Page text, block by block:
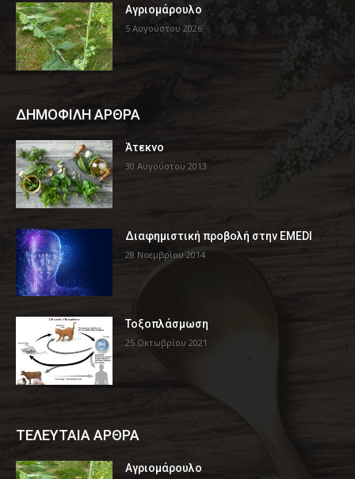
Αγριομάρουλο
5 Αυγούστου 2026
ΔΗΜΟΦΙΛΗ ΑΡΘΡΑ
Άτεκνο
30 Αυγούστου 2013
Διαφημιστική προβολή στην EMEDI
28 Νοεμβρίου 2014
Τοξοπλάσμωση
25 Οκτωβρίου 2021
ΤΕΛΕΥΤΑΙΑ ΑΡΘΡΑ
Αγριομάρουλο